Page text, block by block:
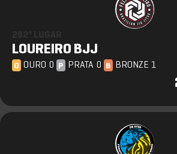
LOUREIRO BJJ
O OURO 0 P PRATA 0 B BRONZE 1